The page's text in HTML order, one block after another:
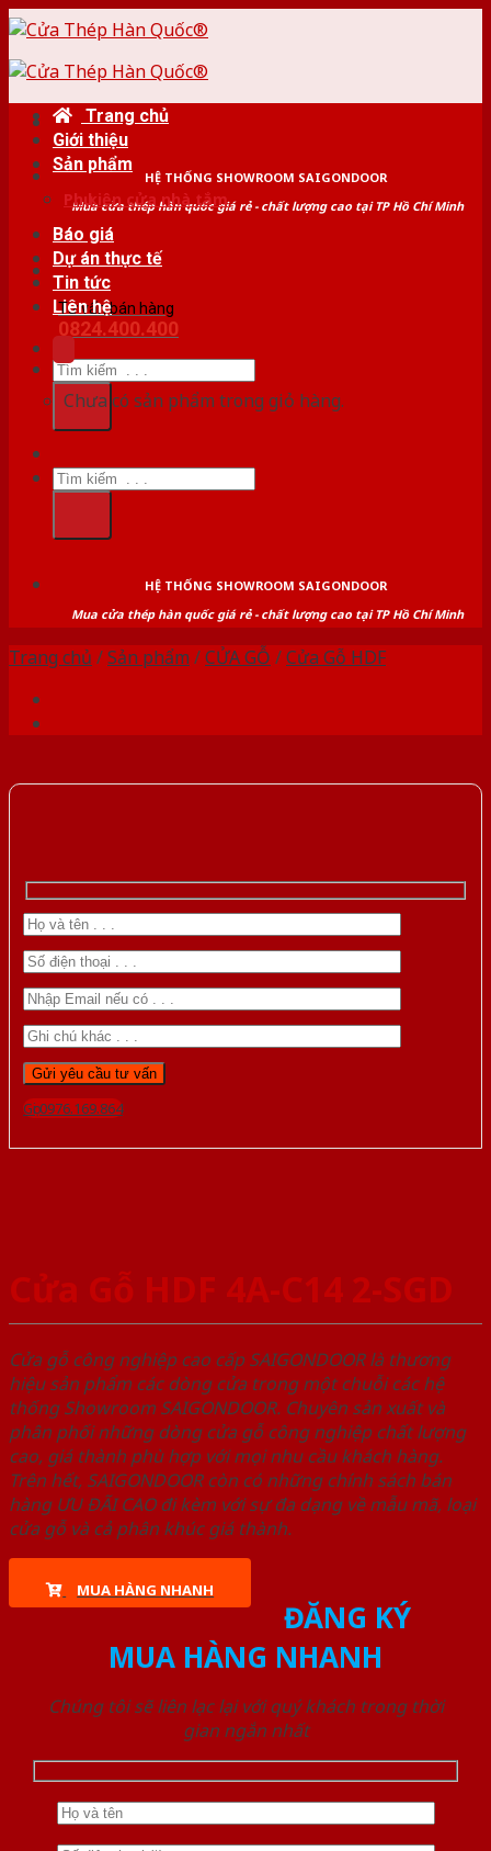
Skip
content
HỆ THỐNG SHOWROOM SAIGONDOOR
Mua cửa thép hàn quốc giá rẻ - chất lượng cao tại TP Hồ Chí Minh
Tư vấn bán hàng
0824.400.400
Tìm
kiếm:
Trang chủ
Giới thiệu
Sản phẩm
Phụ kiện cửa nhà tắm
Báo giá
Dự án thực tế
Tin tức
Liên hệ
Chưa có sản phẩm trong giỏ hàng.
Tìm
kiếm:
HỆ THỐNG SHOWROOM SAIGONDOOR
Mua cửa thép hàn quốc giá rẻ - chất lượng cao tại TP Hồ Chí Minh
Trang chủ /Sản phẩm /CỬA GỖ /Cửa Gỗ HDF
Gọi 0976.169.864
Cửa Gỗ HDF 4A-C14 2-SGD
Cửa gỗ công nghiệp cao cấp SAIGONDOOR là thương
hiệu sản phẩm các dòng cửa trong một chuỗi các hệ
thống Showroom SAIGONDOOR. Chuyên sản xuất và
phân phối những dòng cửa gỗ công nghiệp chất lượng
cao, giá thành phù hợp với mọi nhu cầu khách hàng.
Trên hết, SAIGONDOOR còn có những chính sách bán
hàng ƯU ĐÃI CAO đi kèm với sự đa dạng về mẫu mã, loại
cửa gỗ và cả phân khúc giá thành.
MUA HÀNG NHANH
ĐĂNG KÝ
MUA HÀNG NHANH
Chúng tôi sẽ liên lạc lại với quý khách trong thời
gian ngắn nhất